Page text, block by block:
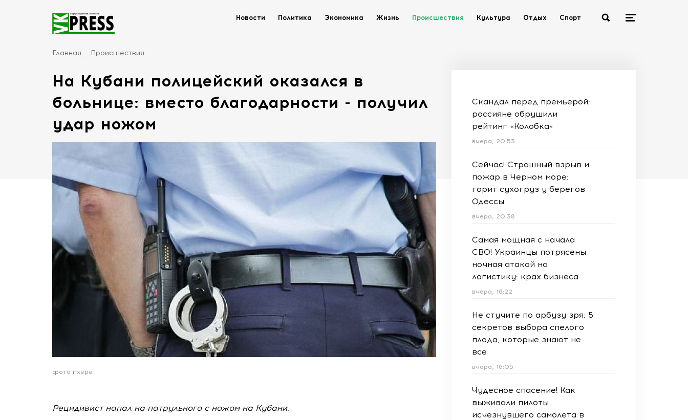
Новости Политика Экономика Жизнь Происшествия Культура Отдых Спорт
Главная Происшествия
На Кубани полицейский оказался в
больнице: вместо благодарности - получил
удар ножом
фото пхере
Рецидивист напал на патрульного с ножом на Кубани.
Скандал перед премьерой:
россияне обрушили
рейтинг «Колобка»
вчера, 20:53
Сейчас! Страшный взрыв и
пожар в Черном море:
горит сухогруз у берегов
Одессы
вчера, 20:38
Самая мощная с начала
СВО! Украинцы потрясены
ночная атакой на
логистику: крах бизнеса
вчера, 16:22
Не стучите по арбузу зря: 5
секретов выбора спелого
плода, которые знают не
все
вчера, 16:05
Чудесное спасение! Как
выживали пилоты
исчезнувшего самолета в